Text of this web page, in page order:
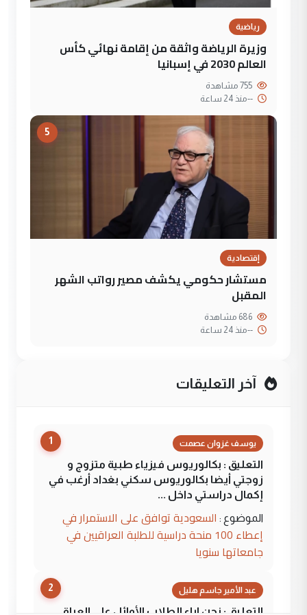
رياضية
وزيرة الرياضة واثقة من إقامة نهائي كأس
العالم 2030 في إسبانيا
--منذ 24 ساعة
5
إقتصادية
مستشار حكومي يكشف مصير رواتب الشهر
المقبل
--منذ 24 ساعة
آخر التعليقات
1 يوسف غزوان عصمت
التعليق : بكالوريوس فيزياء طبية متزوج و
زوجتي أيضا بكالوريوس سكني بغداد أرغب في
إكمال دراستي داخل ...
الموضوع : السعودية توافق على الاستمرار في
إعطاء 100 منحة دراسية للطلبة العراقيين في
جامعاتها سنويا
2 عبد الأمير جاسم هليل
التعليق : نحن اباء الطلاب الأوائل على العراق